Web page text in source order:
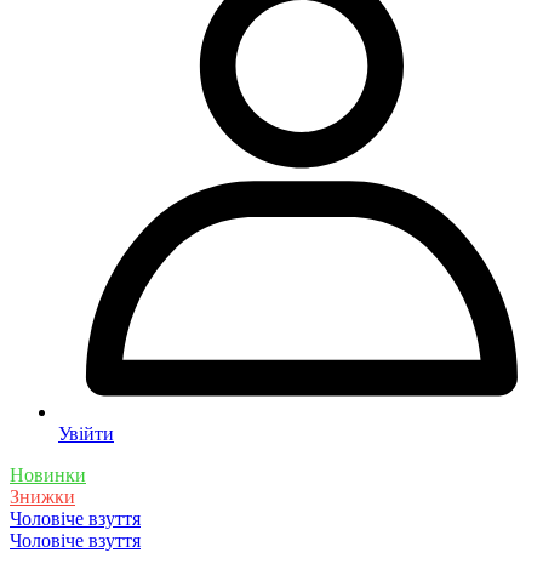
Увійти
Новинки
Знижки
Чоловіче взуття
Чоловіче взуття